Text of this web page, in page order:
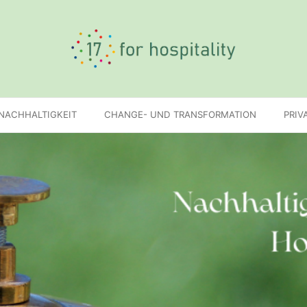
CHANGE- UND TRANSFORMATION